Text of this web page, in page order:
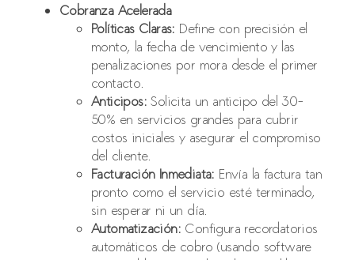
Cobranza Acelerada
Políticas Claras: Define con precisión el
monto, la fecha de vencimiento y las
penalizaciones por mora desde el primer
contacto.
Anticipos: Solicita un anticipo del 30-
50% en servicios grandes para cubrir
costos iniciales y asegurar el compromiso
del cliente.
Facturación Inmediata: Envía la factura tan
pronto como el servicio esté terminado,
sin esperar ni un día.
Automatización: Configura recordatorios
automáticos de cobro (usando software